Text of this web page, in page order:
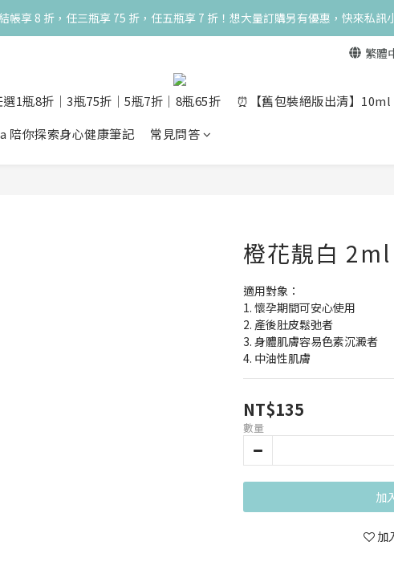
高峰期很安心 🧡 滿 3000 元加贈深呼吸10ml一瓶！限量送完為止
帳享 8 折，任三瓶享 75 折，任五瓶享 7 折！想大量訂購另有優惠，快來私訊
繁體
選1瓶8折│3瓶75折│5瓶7折│8瓶65折 ⏰【舊包裝絕版出清】10ml
陪你探索身心健康筆記
常見問答
橙花靚白 2ml
適用對象：
1. 懷孕期間可安心使用
2. 產後肚皮鬆弛者
3. 身體肌膚容易色素沉澱者
4. 中油性肌膚
NT$135
數量
加
加